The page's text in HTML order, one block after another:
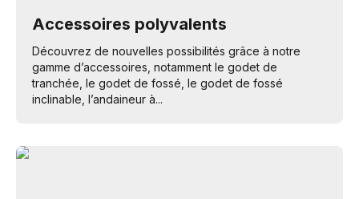
Accessoires polyvalents
Découvrez de nouvelles possibilités grâce à notre
gamme d’accessoires, notamment le godet de
tranchée, le godet de fossé, le godet de fossé
inclinable, l’andaineur à...